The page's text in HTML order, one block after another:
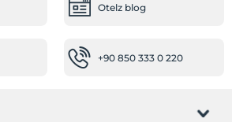
Otelz blog
+90 850 333 0 220